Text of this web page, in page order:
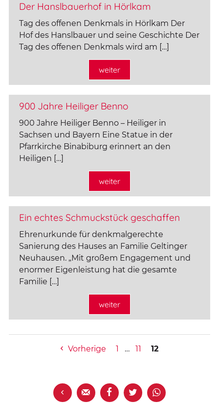
Der Hanslbauerhof in Hörlkam
Tag des offenen Denkmals in Hörlkam Der
Hof des Hanslbauer und seine Geschichte Der
Tag des offenen Denkmals wird am […]
weiter
900 Jahre Heiliger Benno
900 Jahre Heiliger Benno – Heiliger in
Sachsen und Bayern Eine Statue in der
Pfarrkirche Binabiburg erinnert an den
Heiligen […]
weiter
Ein echtes Schmuckstück geschaffen
Ehrenurkunde für denkmalgerechte
Sanierung des Hauses an Familie Geltinger
Neuhausen. „Mit großem Engagement und
enormer Eigenleistung hat die gesamte
Familie […]
weiter
Vorherige 1 … 11 12
    